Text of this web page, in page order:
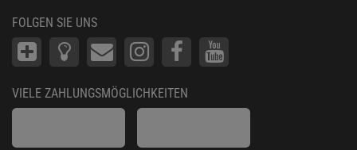
FOLGEN SIE UNS
VIELE ZAHLUNGSMÖGLICHKEITEN